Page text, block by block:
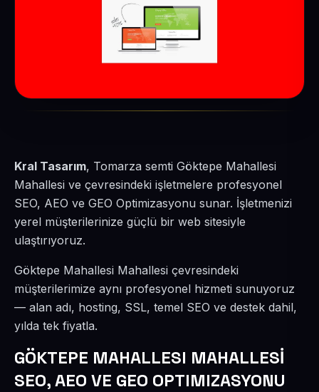
Kral Tasarım, Tomarza semti Göktepe Mahallesi
Mahallesi ve çevresindeki işletmelere profesyonel
SEO, AEO ve GEO Optimizasyonu sunar. İşletmenizi
yerel müşterilerinize güçlü bir web sitesiyle
ulaştırıyoruz.
Göktepe Mahallesi Mahallesi çevresindeki
müşterilerimize aynı profesyonel hizmeti sunuyoruz
— alan adı, hosting, SSL, temel SEO ve destek dahil,
yılda tek fiyatla.
GÖKTEPE MAHALLESI MAHALLESİ
SEO, AEO VE GEO OPTIMIZASYONU